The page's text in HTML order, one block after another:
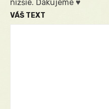
nižšie. Ďakujeme ♥
VÁŠ TEXT